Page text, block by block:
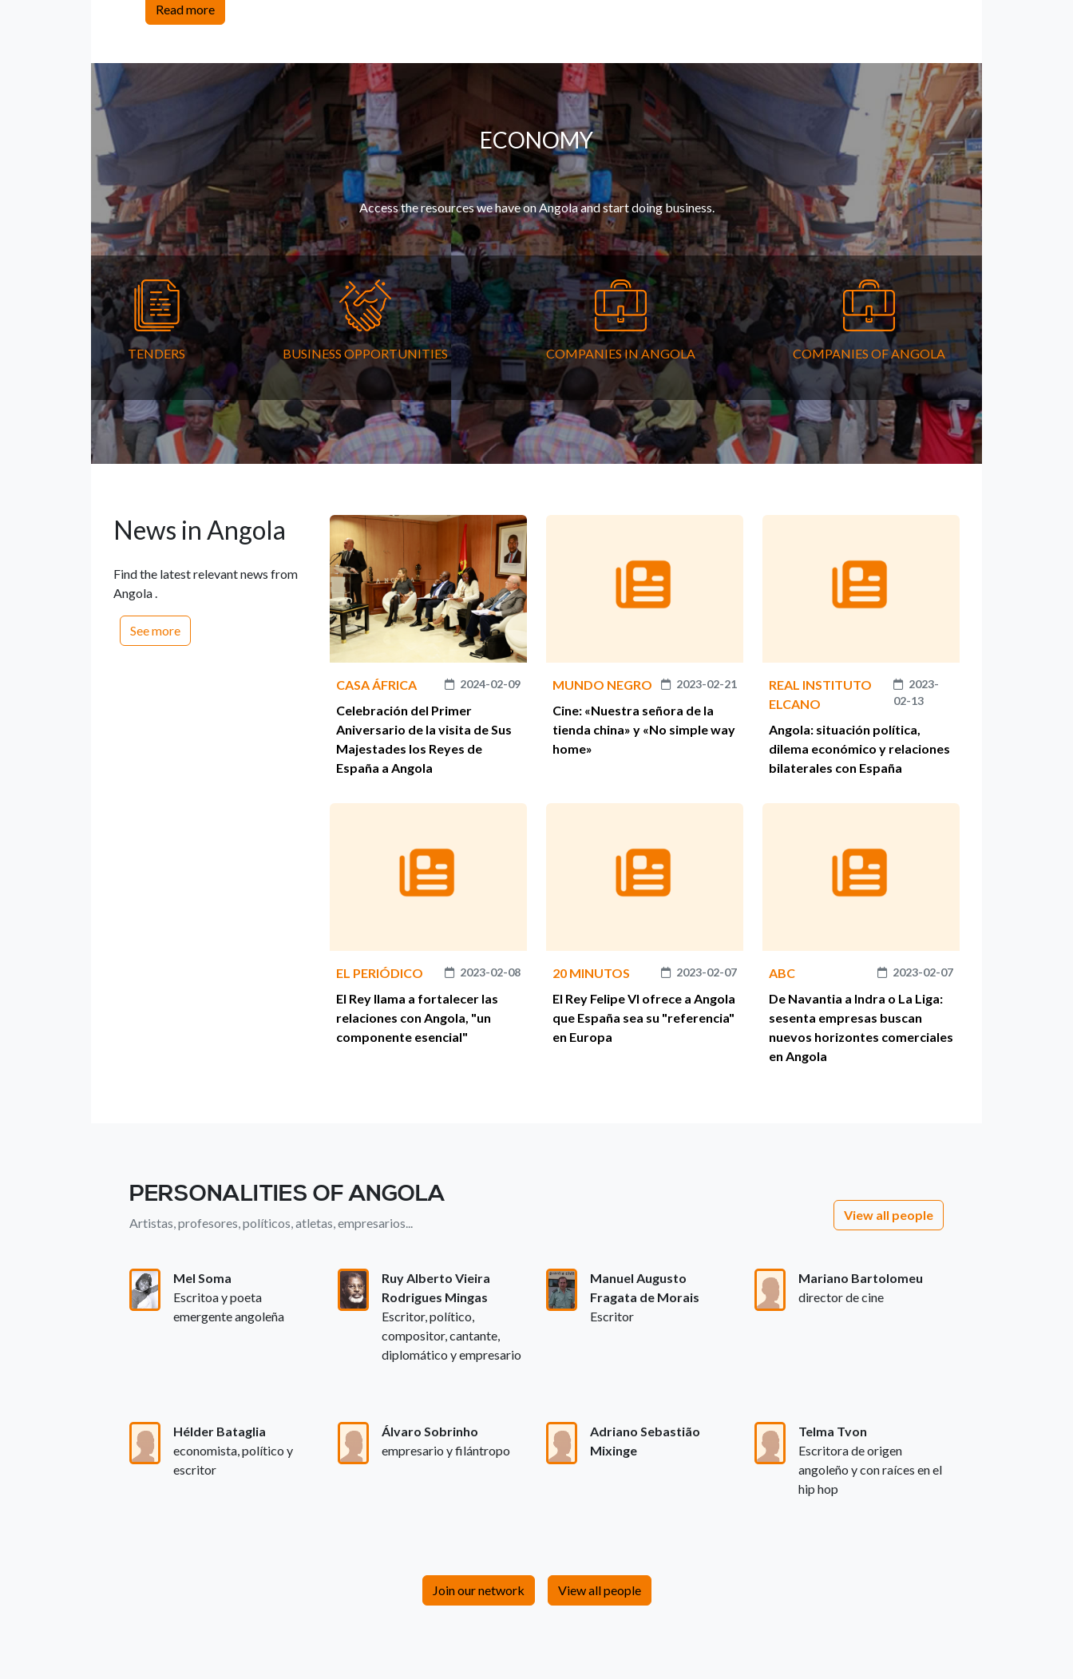
Read more
ECONOMY
Access the resources we have on Angola and start doing business.
TENDERS BUSINESS OPPORTUNITIES COMPANIES IN ANGOLA COMPANIES OF ANGOLA
News in Angola
Find the latest relevant news from
Angola .
See more
CASA ÁFRICA 2024-02-09
Celebración del Primer
Aniversario de la visita de Sus
Majestades los Reyes de
España a Angola
MUNDO NEGRO 2023-02-21
Cine: «Nuestra señora de la
tienda china» y «No simple way
home»
REAL INSTITUTO
ELCANO
2023-
02-13
Angola: situación política,
dilema económico y relaciones
bilaterales con España
EL PERIÓDICO 2023-02-08
El Rey llama a fortalecer las
relaciones con Angola, "un
componente esencial"
20 MINUTOS 2023-02-07
El Rey Felipe VI ofrece a Angola
que España sea su "referencia"
en Europa
ABC 2023-02-07
De Navantia a Indra o La Liga:
sesenta empresas buscan
nuevos horizontes comerciales
en Angola
PERSONALITIES OF ANGOLA
Artistas, profesores, políticos, atletas, empresarios...
View all people
Mel Soma
Escritoa y poeta
emergente angoleña
Ruy Alberto Vieira
Rodrigues Mingas
Escritor, político,
compositor, cantante,
diplomático y empresario
Manuel Augusto
Fragata de Morais
Escritor
Mariano Bartolomeu
director de cine
Hélder Bataglia
economista, político y
escritor
Álvaro Sobrinho
empresario y filántropo
Adriano Sebastião
Mixinge
Telma Tvon
Escritora de origen
angoleño y con raíces en el
hip hop
Join our network View all people